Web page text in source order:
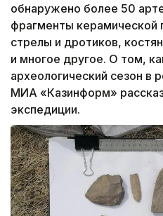
обнаружено более 50
фрагменты керамической
стрелы и дротиков,
и многое другое. О том,
археологический сезон в
МИА «Казинформ»
экспедиции.